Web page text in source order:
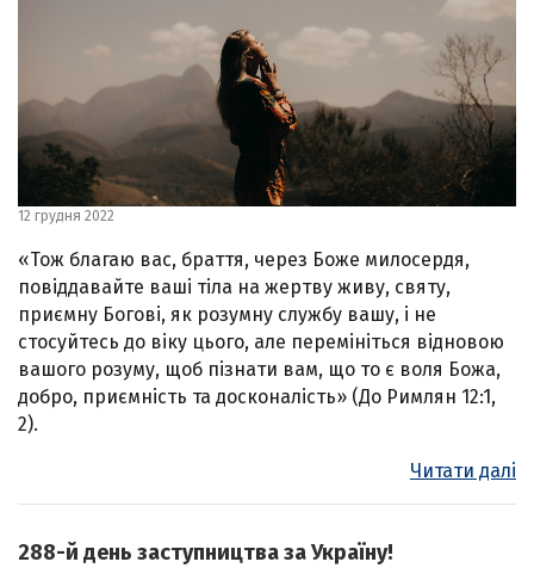
12 грудня 2022
«Тож благаю вас, браття, через Боже милосердя,
повіддавайте ваші тіла на жертву живу, святу,
приємну Богові, як розумну службу вашу, і не
стосуйтесь до віку цього, але перемініться відновою
вашого розуму, щоб пізнати вам, що то є воля Божа,
добро, приємність та досконалість» (До Римлян 12:1,
2).
Читати далі
288-й день заступництва за Україну!